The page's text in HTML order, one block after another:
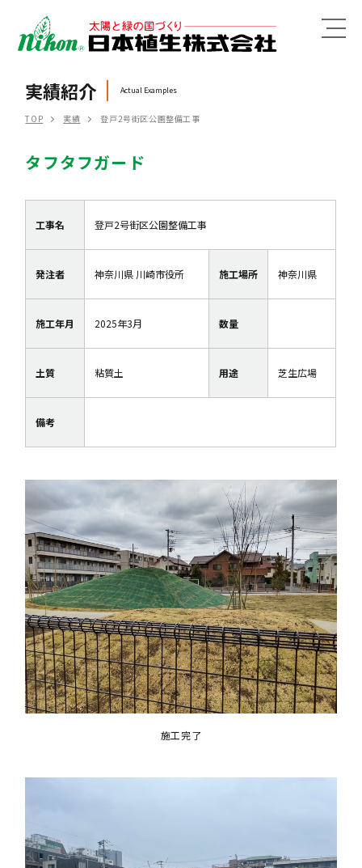
MENU
実績紹介 Actual Examples
TOP 実績 登戸2号街区公園整備工事
タフタフガード
工事名 登戸2号街区公園整備工事
発注者 神奈川県 川崎市役所 施工場所 神奈川県
施工年月 2025年3月 数量
土質 粘質土 用途 芝生広場
備考
施工完了